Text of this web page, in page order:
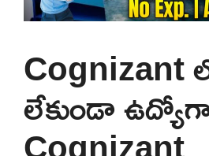
Cognizant
లేకుండా